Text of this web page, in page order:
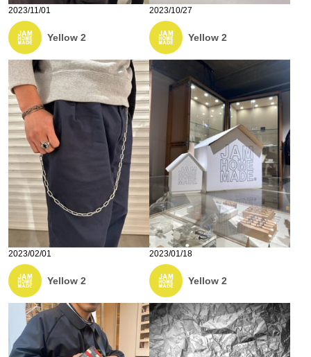
2023/11/01
Yellow 2
2023/10/27
Yellow 2
2023/02/01
Yellow 2
2023/01/18
Yellow 2